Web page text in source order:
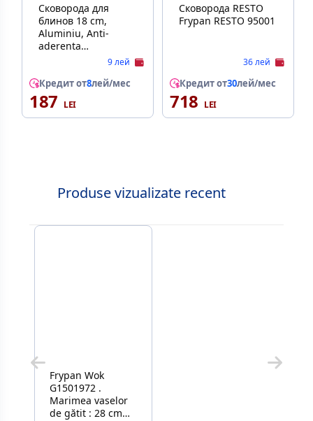
Сковорода для
блинов 18 cm,
Aluminiu, Anti-
aderenta
Touchstoneforte,
PROMO 14991
9 лей
Кредит от8лей/мес
187
Сковорода RESTO
Frypan RESTO 95001
36 лей
Кредит от30лей/мес
718
Produse vizualizate recent
Frypan Wok
G1501972 .
Marimea vaselor
de gătit : 28 cm